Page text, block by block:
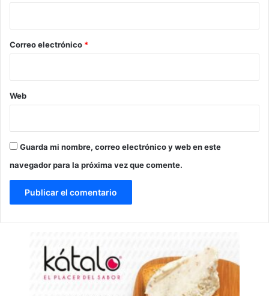
*
Correo electrónico *
Web
Guarda mi nombre, correo electrónico y web en este
navegador para la próxima vez que comente.